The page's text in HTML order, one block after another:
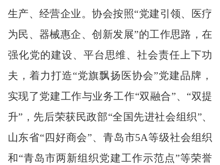
生产、经营企业。协会按照“党建引领、医疗
为民、器械惠企、创新发展”的工作思路，在
强化党的建设、平台思维、社会责任上下功
夫，着力打造“党旗飘扬医协会”党建品牌，
实现了党建工作与业务工作“双融合”、“双提
升”，先后荣获民政部“全国先进社会组织”、
山东省“四好商会”、青岛市5A等级社会组织
和“青岛市两新组织党建工作示范点”等荣誉